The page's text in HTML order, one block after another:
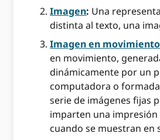
Imagen: Una
distinta al texto, una
Imagen en movimiento
en movimiento,
dinámicamente por un
computadora o
serie de imágenes fijas
imparten una
cuando se muestran en